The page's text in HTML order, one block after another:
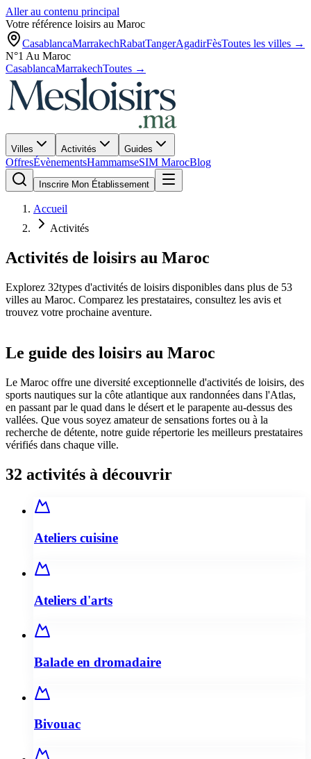
Aller au contenu principal
Votre référence loisirs au Maroc
CasablancaMarrakechRabatTangerAgadirFèsToutes les villes →
N°1 Au Maroc
CasablancaMarrakechToutes →
Villes Activités Guides
OffresÉvènementsHammamseSIM MarocBlog
Inscrire Mon Établissement
Accueil
Activités
Activités de loisirs au Maroc
Explorez 32types d'activités de loisirs disponibles dans plus de 53
villes au Maroc. Comparez les prestataires, consultez les avis et
trouvez votre prochaine aventure.
Le guide des loisirs au Maroc
Le Maroc offre une diversité exceptionnelle d'activités de loisirs, des
sports nautiques sur la côte atlantique aux randonnées dans l'Atlas,
en passant par le quad dans le désert et le parapente au-dessus des
vallées. Que vous soyez amateur de sensations fortes ou à la
recherche de détente, notre guide répertorie les meilleurs prestataires
vérifiés dans chaque ville.
32 activités à découvrir
Ateliers cuisine
Ateliers d'arts
Balade en dromadaire
Bivouac